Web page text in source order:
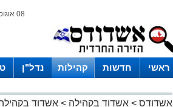
08 אוגוסט 2026 / 19:15
ראשי חדשות קהילות נדל"ן
אשדודס > אשדוד בקהילה > אשדוד